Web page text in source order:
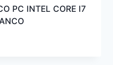
PC INTEL CORE I7